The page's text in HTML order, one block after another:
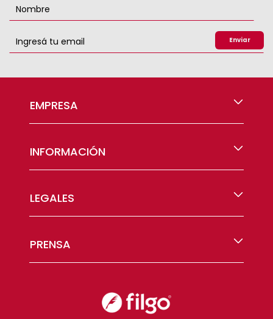
EMPRESA
INFORMACIÓN
LEGALES
PRENSA